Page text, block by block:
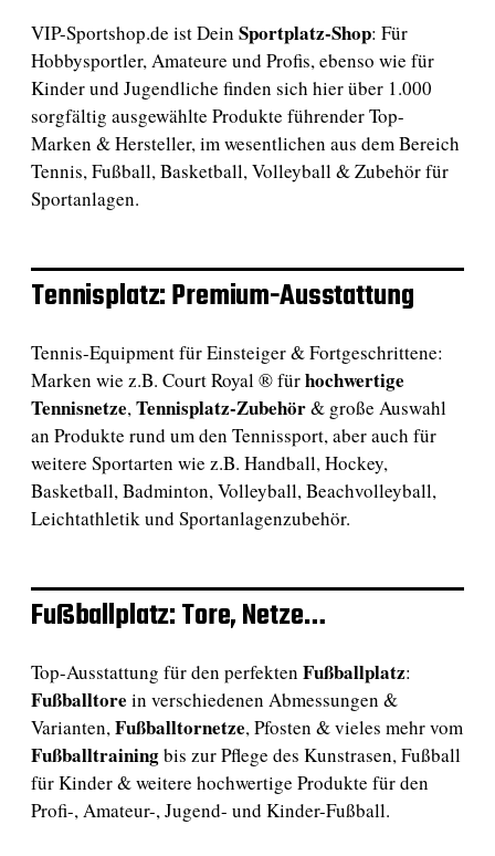
VIP-Sportshop.de ist Dein Sportplatz-Shop: Für
Hobbysportler, Amateure und Profis, ebenso wie für
Kinder und Jugendliche finden sich hier über 1.000
sorgfältig ausgewählte Produkte führender Top-
Marken & Hersteller, im wesentlichen aus dem Bereich
Tennis, Fußball, Basketball, Volleyball & Zubehör für
Sportanlagen.
Tennisplatz: Premium-Ausstattung
Tennis-Equipment für Einsteiger & Fortgeschrittene:
Marken wie z.B. Court Royal ® fürhochwertige
Tennisnetze,Tennisplatz-Zubehör& große Auswahl
an Produkte rund um den Tennissport, aber auch für
weitere Sportarten wie z.B. Handball, Hockey,
Basketball, Badminton, Volleyball, Beachvolleyball,
Leichtathletik und Sportanlagenzubehör.
Fußballplatz: Tore, Netze…
Top-Ausstattung für den perfekten Fußballplatz:
Fußballtore in verschiedenen Abmessungen &
Varianten,Fußballtornetze, Pfosten & vieles mehr vom
Fußballtrainingbis zur Pflege des Kunstrasen, Fußball
für Kinder & weitere hochwertige Produkte für den
Profi-, Amateur-, Jugend- und Kinder-Fußball.